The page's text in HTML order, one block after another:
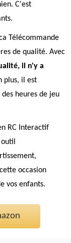
C'est
Télécommande
de qualité. Avec
il n'y a
plus, il est
heures de jeu
RC Interactif
occasion
vos enfants.